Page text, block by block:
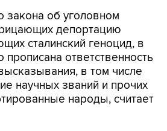
закона об уголовном
депортацию
сталинский геноцид, в
ответственность
в том числе
научных званий и прочих
народы, считает